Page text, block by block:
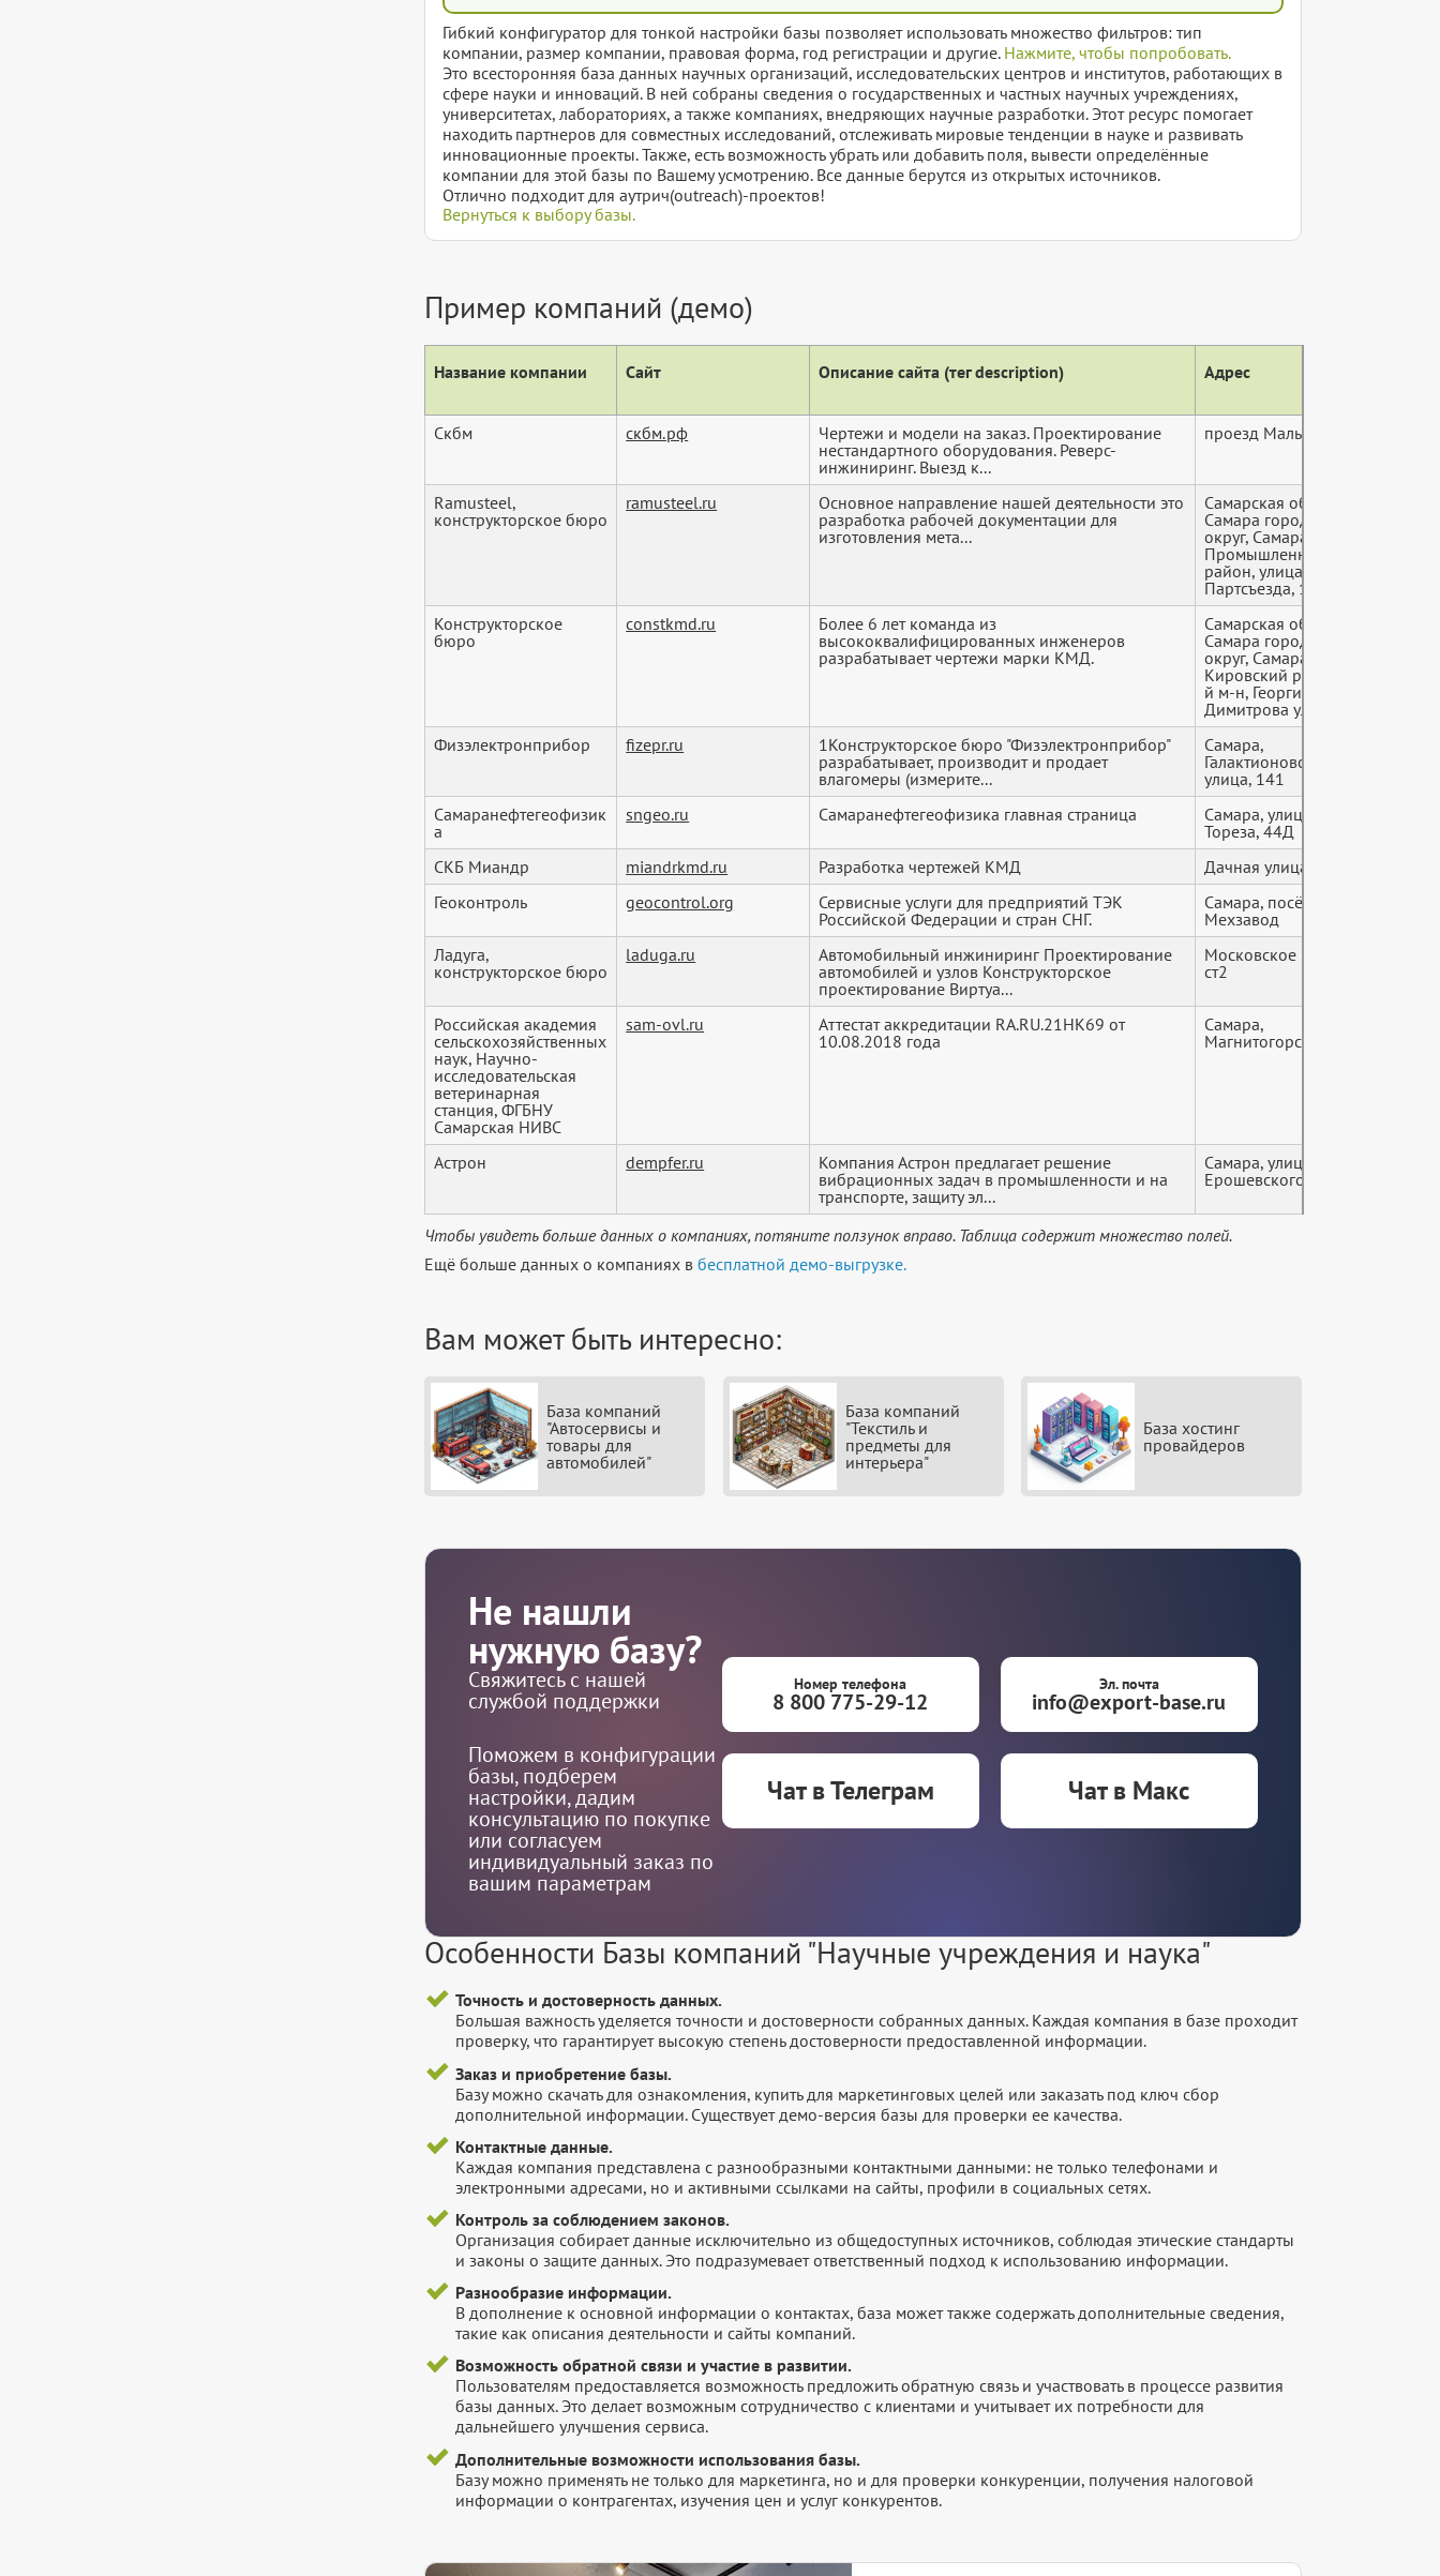
Гибкий конфигуратор для тонкой настройки базы позволяет использовать множество фильтров: тип
компании, размер компании, правовая форма, год регистрации и другие. Нажмите, чтобы попробовать.
Это всесторонняя база данных научных организаций, исследовательских центров и институтов, работающих в
сфере науки и инноваций. В ней собраны сведения о государственных и частных научных учреждениях,
университетах, лабораториях, а также компаниях, внедряющих научные разработки. Этот ресурс помогает
находить партнеров для совместных исследований, отслеживать мировые тенденции в науке и развивать
инновационные проекты. Также, есть возможность убрать или добавить поля, вывести определённые
компании для этой базы по Вашему усмотрению. Все данные берутся из открытых источников.
Отлично подходит для аутрич(outreach)-проектов!
Вернуться к выбору базы.
Пример компаний (демо)
Название компании Сайт Описание сайта (тег description) Адрес
Скбм скбм.рф
Чертежи и модели на заказ. Проектирование
нестандартного оборудования. Реверс-
инжиниринг. Выезд к...
проезд Мальцева, 7
Ramusteel,
конструкторское бюро
ramusteel.ru
Основное направление нашей деятельности это
разработка рабочей документации для
изготовления мета...
Самарская область,
Самара городской
округ, Самара,
Промышленный
район, улица 22
Партсъезда, 182
Конструкторское
бюро
constkmd.ru
Более 6 лет команда из
высококвалифицированных инженеров
разрабатывает чертежи марки КМД.
Самарская область,
Самара городской
округ, Самара,
Кировский район, 13-
й м-н, Георгия
Димитрова улица, 14
Физэлектронприбор fizepr.ru
1Конструкторское бюро "Физэлектронприбор"
разрабатывает, производит и продает
влагомеры (измерите...
Самара,
Галактионовская
улица, 141
Самаранефтегеофизик
а
sngeo.ru Самаранефтегеофизика главная страница
Самара, улица Мориса
Тореза, 44Д
СКБ Миандр miandrkmd.ru Разработка чертежей КМД Дачная улица, 2 к2
Геоконтроль
geocontrol.org
Сервисные услуги для предприятий ТЭК
Российской Федерации и стран СНГ.
Самара, посёлок
Мехзавод
Ладуга,
конструкторское бюро
laduga.ru
Автомобильный инжиниринг Проектирование
автомобилей и узлов Конструкторское
проектирование Виртуа...
Московское шоссе, 4а
ст2
Российская академия
сельскохозяйственных
наук, Научно-
исследовательская
ветеринарная
станция, ФГБНУ
Самарская НИВС
sam-ovl.ru
Аттестат аккредитации RA.RU.21HK69 от
10.08.2018 года
Самара,
Магнитогорская ул., 8
Астрон dempfer.ru
Компания Астрон предлагает решение
вибрационных задач в промышленности и на
транспорте, защиту эл...
Самара, улица
Ерошевского, 3
Чтобы увидеть больше данных о компаниях, потяните ползунок вправо. Таблица содержит множество полей.
Ещё больше данных о компаниях вбесплатной демо-выгрузке.
Вам может быть интересно:
База компаний
"Автосервисы и
товары для
автомобилей"
База компаний
"Текстиль и
предметы для
интерьера"
База хостинг
провайдеров
Не нашли
нужную базу?
Свяжитесь с нашей
службой поддержки
Поможем в конфигурации
базы, подберем
настройки, дадим
консультацию по покупке
или согласуем
индивидуальный заказ по
вашим параметрам
Номер телефона
8 800 775-29-12
Эл. почта
info@export-base.ru
Чат в Телеграм Чат в Макс
Особенности Базы компаний "Научные учреждения и наука"
Точность и достоверность данных.
Большая важность уделяется точности и достоверности собранных данных. Каждая компания в базе проходит
проверку, что гарантирует высокую степень достоверности предоставленной информации.
Заказ и приобретение базы.
Базу можно скачать для ознакомления, купить для маркетинговых целей или заказать под ключ сбор
дополнительной информации. Существует демо-версия базы для проверки ее качества.
Контактные данные.
Каждая компания представлена с разнообразными контактными данными: не только телефонами и
электронными адресами, но и активными ссылками на сайты, профили в социальных сетях.
Контроль за соблюдением законов.
Организация собирает данные исключительно из общедоступных источников, соблюдая этические стандарты
и законы о защите данных. Это подразумевает ответственный подход к использованию информации.
Разнообразие информации.
В дополнение к основной информации о контактах, база может также содержать дополнительные сведения,
такие как описания деятельности и сайты компаний.
Возможность обратной связи и участие в развитии.
Пользователям предоставляется возможность предложить обратную связь и участвовать в процессе развития
базы данных. Это делает возможным сотрудничество с клиентами и учитывает их потребности для
дальнейшего улучшения сервиса.
Дополнительные возможности использования базы.
Базу можно применять не только для маркетинга, но и для проверки конкуренции, получения налоговой
информации о контрагентах, изучения цен и услуг конкурентов.